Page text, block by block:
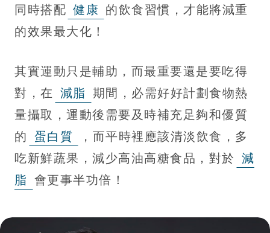
同時搭配 健康 的飲食習慣，才能將減重
的效果最大化！
其實運動只是輔助，而最重要還是要吃得
對，在 減脂 期間，必需好好計劃食物熱
量攝取，運動後需要及時補充足夠和優質
的 蛋白質
，而平時裡應該清淡飲食，多
吃新鮮蔬果，減少高油高糖食品，對於 減
脂 會更事半功倍！